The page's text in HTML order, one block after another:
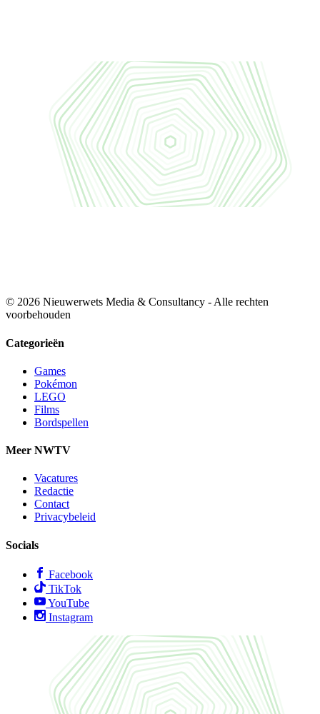
© 2026 Nieuwerwets Media & Consultancy - Alle rechten
voorbehouden
Categorieën
Games
Pokémon
LEGO
Films
Bordspellen
Meer NWTV
Vacatures
Redactie
Contact
Privacybeleid
Socials
Facebook
TikTok
YouTube
Instagram